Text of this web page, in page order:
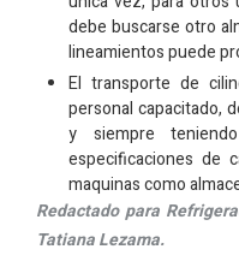
debe buscarse otro
lineamientos puede
El transporte de
personal capacitado,
y siempre
especificaciones de
maquinas como
Redactado para
Tatiana Lezama.